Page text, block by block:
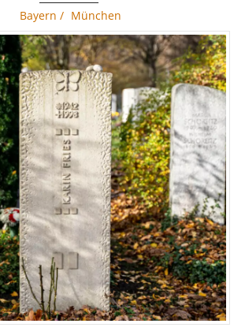
Bayern / München